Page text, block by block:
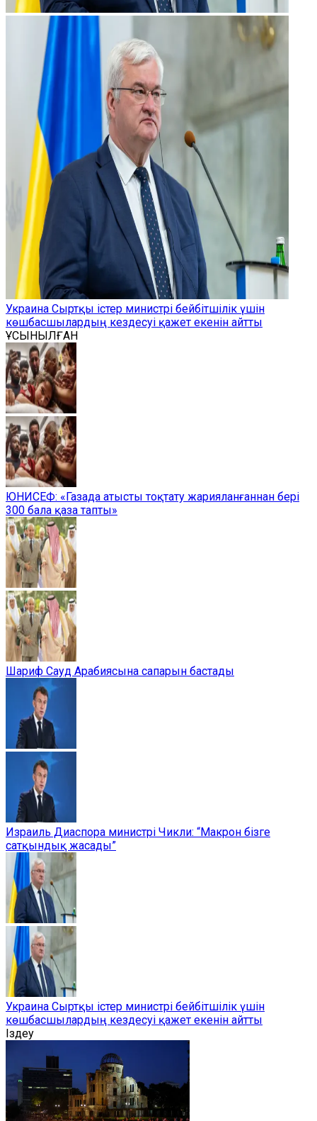
Украина Сыртқы істер министрі бейбітшілік үшін
көшбасшылардың кездесуі қажет екенін айтты
ҰСЫНЫЛҒАН
ЮНИСЕФ: «Газада атысты тоқтату жарияланғаннан бері
300 бала қаза тапты»
Шариф Сауд Арабиясына сапарын бастады
Израиль Диаспора министрі Чикли: “Макрон бізге
сатқындық жасады”
Украина Сыртқы істер министрі бейбітшілік үшін
көшбасшылардың кездесуі қажет екенін айтты
Іздеу